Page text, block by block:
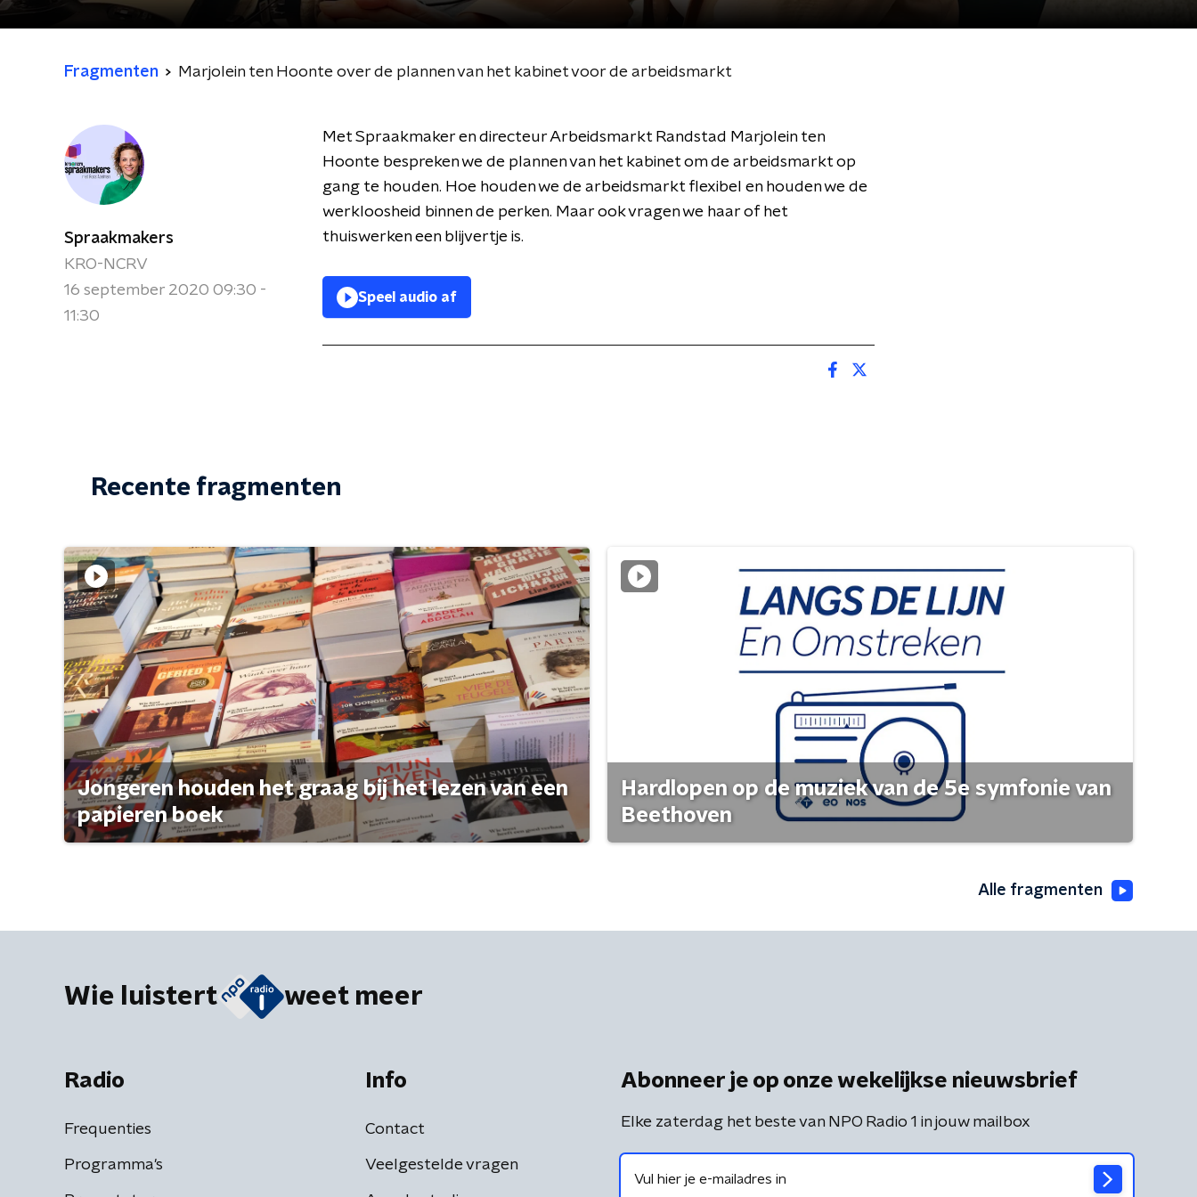
Fragmenten Marjolein ten Hoonte over de plannen van het kabinet voor de arbeidsmarkt
Spraakmakers
KRO-NCRV
16 september 2020 09:30 -
11:30
Met Spraakmaker en directeur Arbeidsmarkt Randstad Marjolein ten
Hoonte bespreken we de plannen van het kabinet om de arbeidsmarkt op
gang te houden. Hoe houden we de arbeidsmarkt flexibel en houden we de
werkloosheid binnen de perken. Maar ook vragen we haar of het
thuiswerken een blijvertje is.
Speel audio af
Recente fragmenten
Jongeren houden het graag bij het lezen van een
papieren boek
Hardlopen op de muziek van de 5e symfonie van
Beethoven
Alle fragmenten
Wie luistert weet meer
Radio
Frequenties
Programma's
Info
Contact
Veelgestelde vragen
Abonneer je op onze wekelijkse nieuwsbrief
Elke zaterdag het beste van NPO Radio 1 in jouw mailbox